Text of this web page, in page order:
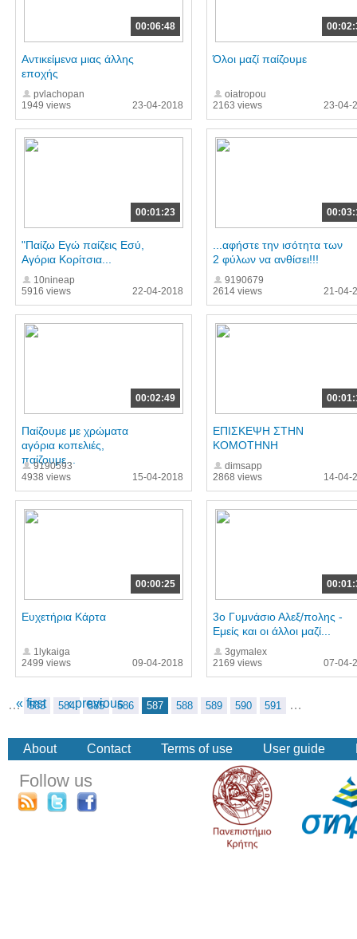
00:06:48
1949 views
Αντικείμενα μιας άλλης
εποχής
pvlachopan
23-04-2018
2163 views
Όλοι μαζί παίζουμε
oiatropou
23-04-
00:01:23
5916 views
"Παίζω Εγώ παίζεις Εσύ,
Αγόρια Κορίτσια...
10nineap
22-04-2018
2614 views
...αφήστε την ισότητα των
2 φύλων να ανθίσει!!!
9190679
21-04-
00:02:49
4938 views
Παίζουμε με χρώματα
αγόρια κοπελιές,
παίζουμε...
9190593
15-04-2018
2868 views
ΕΠΙΣΚΕΨΗ ΣΤΗΝ
ΚΟΜΟΤΗΝΗ
dimsapp
14-04-
00:00:25
2499 views
Ευχετήρια Κάρτα
1lykaiga
09-04-2018
2169 views
3o Γυμνάσιο Αλεξ/πολης -
Εμείς και οι άλλοι μαζί...
3gymalex
07-04-
« first ‹ previous
… 583 584 585 586 587 588 589 590 591 …
About Contact Terms of use User guide
Follow us